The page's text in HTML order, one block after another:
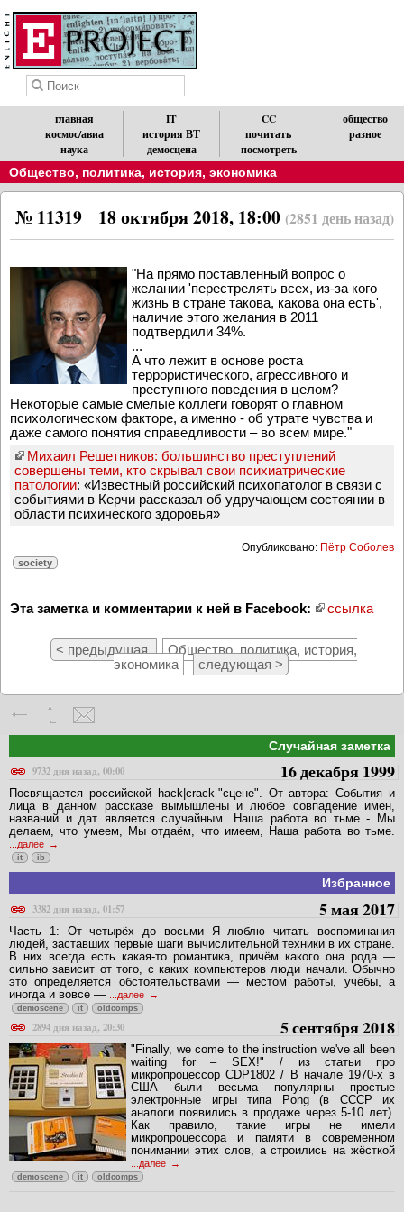
главная
космос/авиа
наука
IT
история ВТ
демосцена
CC
почитать
посмотреть
общество
разное
Общество, политика, история, экономика
18 октября 2018, 18:00 (2851 день назад)
№ 11319
"На прямо поставленный вопрос о
желании 'перестрелять всех, из-за кого
жизнь в стране такова, какова она есть',
наличие этого желания в 2011
подтвердили 34%.
...
А что лежит в основе роста
террористического, агрессивного и
преступного поведения в целом?
Некоторые самые смелые коллеги говорят о главном
психологическом факторе, а именно - об утрате чувства и
даже самого понятия справедливости – во всем мире."
Михаил Решетников: большинство преступлений
совершены теми, кто скрывал свои психиатрические
патологии: «Известный российский психопатолог в связи с
событиями в Керчи рассказал об удручающем состоянии в
области психического здоровья»
Опубликовано: Пётр Соболев
society
Эта заметка и комментарии к ней в Facebook: ссылка
< предыдущая
Общество, политика, история,
экономика
следующая >
Случайная заметка
9732 дня назад, 00:00
16 декабря 1999
Посвящается российской hack|crack-"сцене". От автора: События и
лица в данном рассказе вымышлены и любое совпадение имен,
названий и дат является случайным. Наша работа во тьме - Мы
делаем, что умеем, Мы отдаём, что имеем, Наша работа во тьме.
...далее
it ib
Избранное
3382 дня назад, 01:57
5 мая 2017
Часть 1: От четырёх до восьми Я люблю читать воспоминания
людей, заставших первые шаги вычислительной техники в их стране.
В них всегда есть какая-то романтика, причём какого она рода —
сильно зависит от того, с каких компьютеров люди начали. Обычно
это определяется обстоятельствами — местом работы, учёбы, а
иногда и вовсе —
...далее
demoscene it oldcomps
2894 дня назад, 20:30 5 сентября 2018
"Finally, we come to the instruction we've all been
waiting for – SEX!" / из статьи про
микропроцессор CDP1802 / В начале 1970-х в
США были весьма популярны простые
электронные игры типа Pong (в СССР их
аналоги появились в продаже через 5-10 лет).
Как правило, такие игры не имели
микропроцессора и памяти в современном
понимании этих слов, а строились на жёсткой
...далее
demoscene it oldcomps